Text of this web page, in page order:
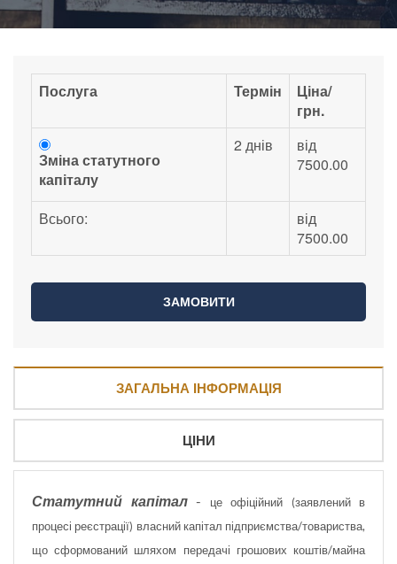
Послуга Термін
Ціна/
грн.
Зміна статутного
капіталу
2 днів
від
7500.00
Всього:
від
7500.00
ЗАГАЛЬНА ІНФОРМАЦІЯ
ЦІНИ
Статутний капітал-
це офіційний (заявлений в
процесі реєстрації) власний капітал підприємства/товариства,
що сформований шляхом передачі грошових коштів/майна